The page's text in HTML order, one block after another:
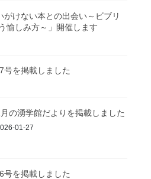
がけない本との出会い～ビブリ
愉しみ方～」開催します
号を掲載しました
の湧学館だよりを掲載しました
01-27
号を掲載しました